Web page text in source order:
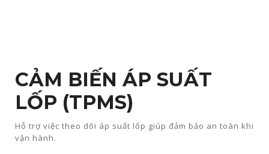
CẢM BIẾN ÁP SUẤT
LỐP (TPMS)
Hỗ trợ việc theo dõi áp suất lốp giúp đảm bảo an toàn khi
vận hành.​